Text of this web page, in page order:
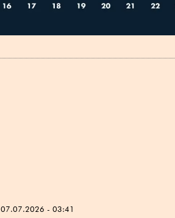
07.07.2026 - 03:41